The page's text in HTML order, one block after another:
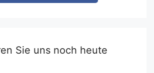
Sie uns noch heute